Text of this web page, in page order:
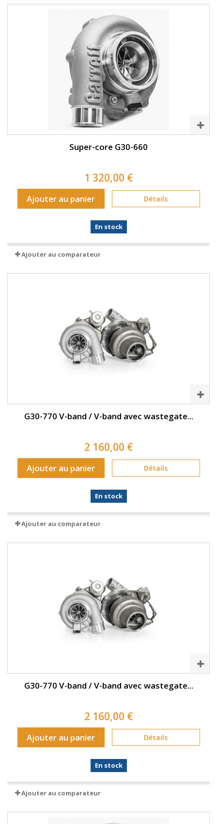
Super-core G30-660
1 320,00 €
Ajouter au panier Détails
En stock
Ajouter au comparateur
G30-770 V-band / V-band avec wastegate...
2 160,00 €
Ajouter au panier Détails
En stock
Ajouter au comparateur
G30-770 V-band / V-band avec wastegate...
2 160,00 €
Ajouter au panier Détails
En stock
Ajouter au comparateur